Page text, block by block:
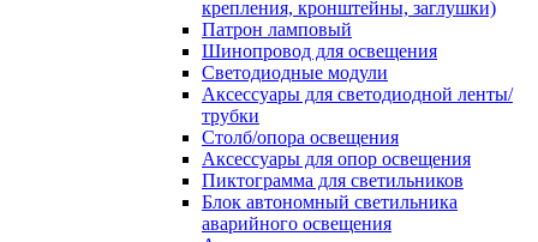
крепления, кронштейны, заглушки)
Патрон ламповый
Шинопровод для освещения
Светодиодные модули
Аксессуары для светодиодной ленты/
трубки
Столб/опора освещения
Аксессуары для опор освещения
Пиктограмма для светильников
Блок автономный светильника
аварийного освещения